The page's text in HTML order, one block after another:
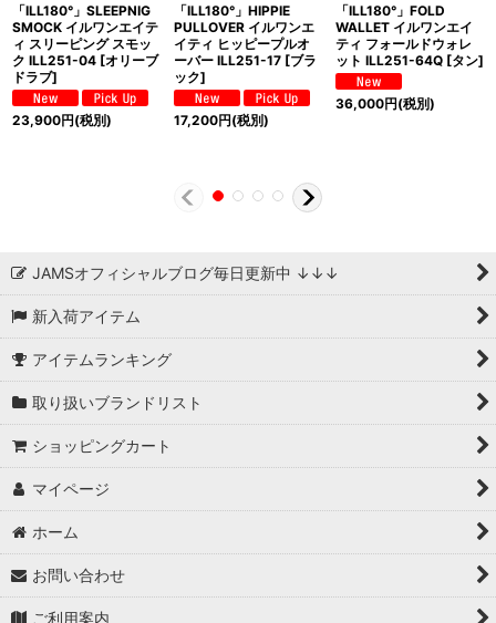
「ILL180°」SLEEPNIG
SMOCK イルワンエイテ
ィ スリーピング スモッ
ク ILL251-04 [オリーブ
ドラブ]
23,900円(税別)
「ILL180°」HIPPIE
PULLOVER イルワンエ
イティ ヒッピープルオ
ーバー ILL251-17 [ブラ
ック]
17,200円(税別)
「ILL180°」FOLD
WALLET イルワンエイ
ティ フォールドウォレ
ット ILL251-64Q [タン]
36,000円(税別)
JAMSオフィシャルブログ毎日更新中 ↓↓↓
新入荷アイテム
アイテムランキング
取り扱いブランドリスト
ショッピングカート
マイページ
ホーム
お問い合わせ
ご利用案内